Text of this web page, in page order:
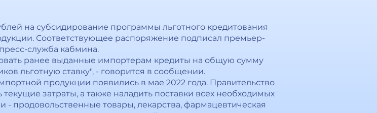
на субсидирование программы льготного кредитования
Соответствующее распоряжение подписал премьер-
служба кабмина.
ранее выданные импортерам кредиты на общую сумму
льготную ставку", - говорится в сообщении.
продукции появились в мае 2022 года. Правительство
затраты, а также наладить поставки всех необходимых
- продовольственные товары, лекарства, фармацевтическая